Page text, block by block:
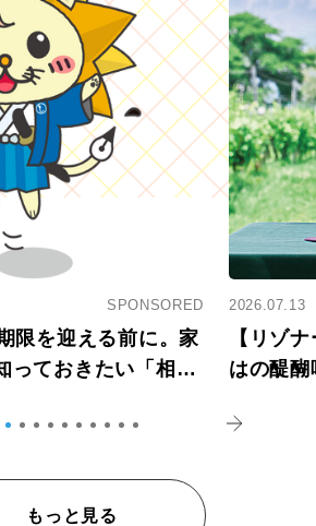
SPONSORED
限を迎える前に。家
っておきたい「相続
2026.07.13
【リゾ
はの醍
もっと見る